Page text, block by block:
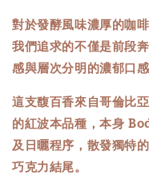
對於發酵風味濃厚的咖
我們追求的不僅是前段
感與層次分明的濃郁口感
這支馥百香來自哥倫比
的紅波本品種，本身
及日曬程序，散發獨特
巧克力結尾。